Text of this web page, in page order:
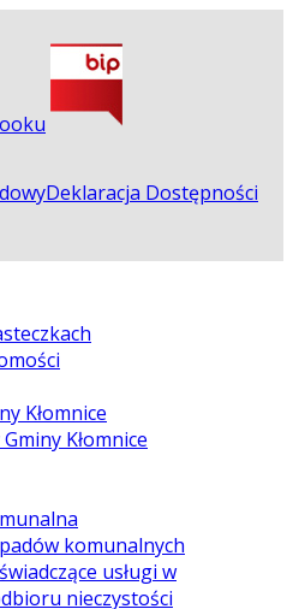
Deklaracja Dostępności
Kłomnice
Kłomnice
komunalnych
usługi w
nieczystości